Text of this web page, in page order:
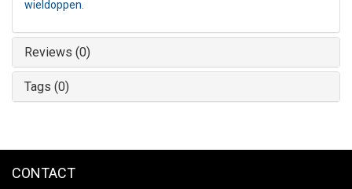
wieldoppen.
Reviews (0)
Tags (0)
CONTACT